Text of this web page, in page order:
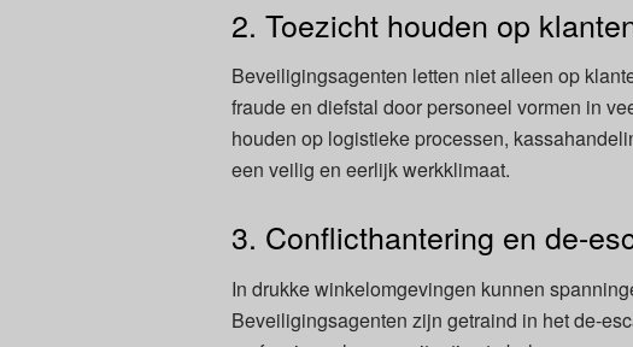
2. Toezicht houden op
Beveiligingsagenten letten niet alleen op
fraude en diefstal door personeel vormen in
houden op logistieke processen,
een veilig en eerlijk werkklimaat.
3. Conflicthantering en de-
In drukke winkelomgevingen kunnen
Beveiligingsagenten zijn getraind in het de-